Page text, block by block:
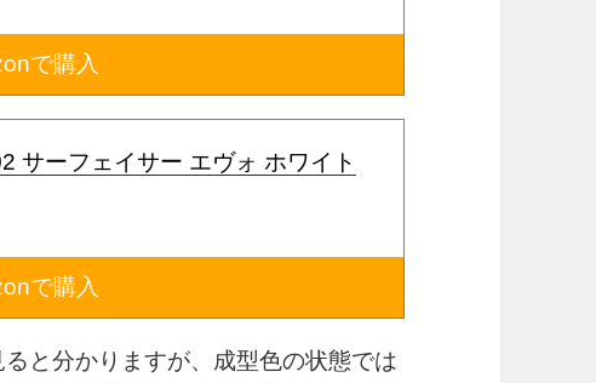
で購入
サーフェイサー エヴォ ホワイト
で購入
と分かりますが、成型色の状態では